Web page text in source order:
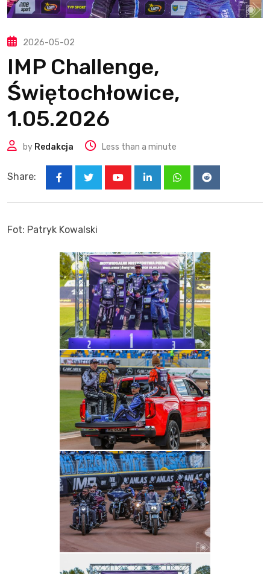
2026-05-02
IMP Challenge,
Świętochłowice,
1.05.2026
by Redakcja Less than a minute
Share:
LinkedInWhatsappReddit
Fot: Patryk Kowalski